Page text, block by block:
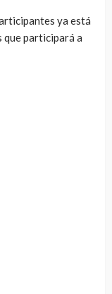
ya está
que participará a